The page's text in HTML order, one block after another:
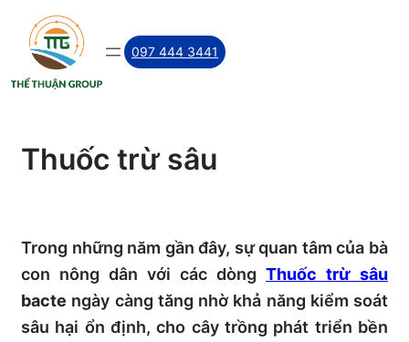
Skip
content
097 444 3441
Thuốc trừ sâu
Trong những năm gần đây, sự quan tâm của bà
con nông dân với các dòng Thuốc trừ sâu
bacte ngày càng tăng nhờ khả năng kiểm soát
sâu hại ổn định, cho cây trồng phát triển bền